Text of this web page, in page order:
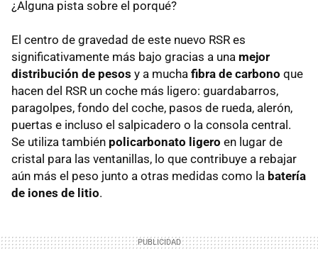
¿Alguna pista sobre el porqué?
El centro de gravedad de este nuevo RSR es
significativamente más bajo gracias a una mejor
distribución de pesos y a mucha fibra de carbono que
hacen del RSR un coche más ligero: guardabarros,
paragolpes, fondo del coche, pasos de rueda, alerón,
puertas e incluso el salpicadero o la consola central.
Se utiliza también policarbonato ligero en lugar de
cristal para las ventanillas, lo que contribuye a rebajar
aún más el peso junto a otras medidas como la batería
de iones de litio.